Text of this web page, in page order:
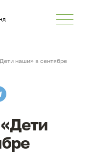
наши» в сентябре